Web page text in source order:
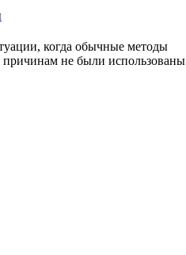
когда обычные методы
причинам не были использованы